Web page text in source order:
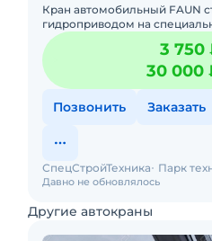
Кран автомобильный FAUN
гидроприводом на
ведущими
длинна стрелы 40 метров,
3 750
30 000
Позвонить Заказать
Давно не обновлялось
СпецСтройТехника Парк
Другие автокраны